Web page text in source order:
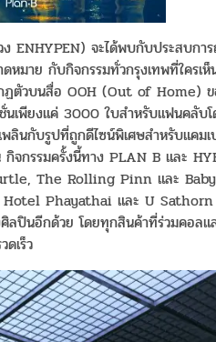
ENHYPEN) จะได้พบกับประสบกา
หมาย กับกิจกรรมทั่วกรุงเทพที่ใครเ
ฏตัวบนสื่อ OOH (Out of Home)
เพียงแค่ 3000 ใบสำหรับแฟนคลับโ
ลินกับรูปที่ถูกดีไซน์พิเศษสำหรับแคม
จกรรมครั้งนี้ทาง PLAN B และ
The Rolling Pinn และ
Hotel Phayathai และ U
ลปินอีกด้วย โดยทุกสินค้าที่ร่วมคอลแ
เร็ว